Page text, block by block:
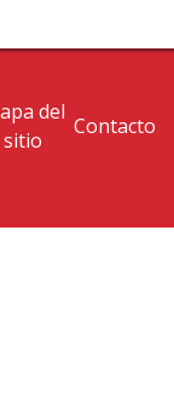
del
sitio
Contacto